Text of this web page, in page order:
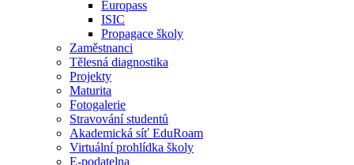
Europass
ISIC
Propagace školy
Zaměstnanci
Tělesná diagnostika
Projekty
Maturita
Fotogalerie
Stravování studentů
Akademická síť EduRoam
Virtuální prohlídka školy
E-podatelna